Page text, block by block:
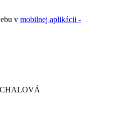
v mobilnej aplikácii -